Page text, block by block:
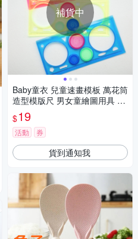
補貨中
Baby童衣 兒童速畫模板 萬花筒
造型模版尺 男女童繪圖用具 88
098
$19
活動 券
貨到通知我